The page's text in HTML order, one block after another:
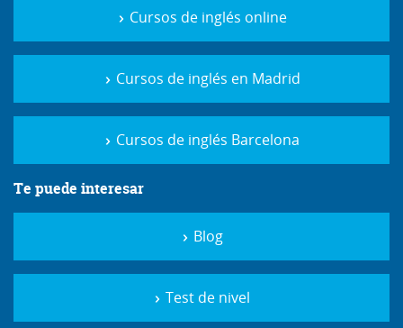
Cursos de inglés online
Cursos de inglés en Madrid
Cursos de inglés Barcelona
Te puede interesar
Blog
Test de nivel